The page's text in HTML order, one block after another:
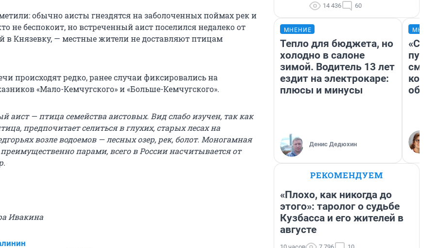
обычно аисты гнездятся на заболоченных поймах рек и
не беспокоит, но встреченный аист поселился недалеко от
в Князевку, — местные жители не доставляют птицам
происходят редко, ранее случаи фиксировались на
«Мало-Кемчугского» и «Больше-Кемчугского».
аист — птица семейства аистовых. Вид слабо изучен, так как
предпочитает селиться в глухих, старых лесах на
возле водоемов — лесных озер, рек, болот. Моногамная
парами, всего в России насчитывается от
Ивакина
14 436 60
МНЕНИЕ
Тепло для бюджета, но
холодно в салоне
зимой. Водитель 13 лет
ездит на электрокаре:
плюсы и минусы
Денис Дедюхин
РЕКОМЕНДУЕМ
«Плохо, как никогда до
этого»: таролог о судьбе
Кузбасса и его жителей в
августе